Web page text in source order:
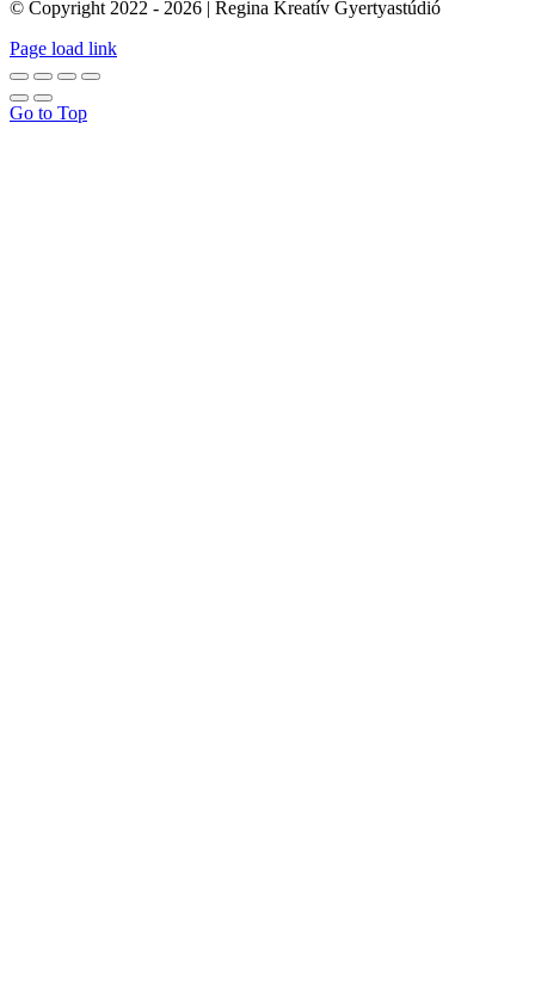
© Copyright 2022 - 2026 | Regina Kreatív Gyertyastúdió
Page load link
Go to Top